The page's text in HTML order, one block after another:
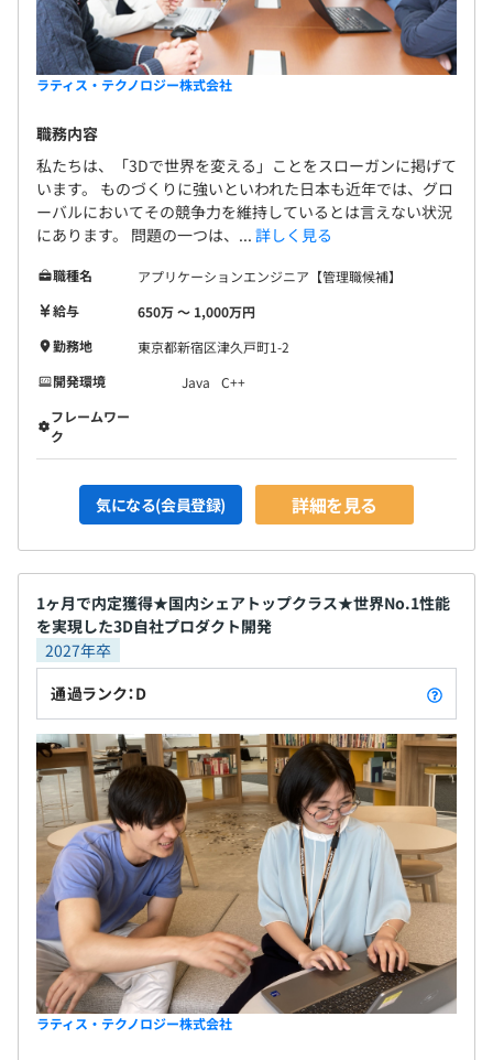
ラティス・テクノロジー株式会社
職務内容
私たちは、「3Dで世界を変える」ことをスローガンに掲げて
います。 ものづくりに強いといわれた日本も近年では、グロ
ーバルにおいてその競争力を維持しているとは言えない状況
にあります。 問題の一つは、... 詳しく見る
職種名
アプリケーションエンジニア【管理職候補】
給与
650万 〜 1,000万円
勤務地
東京都新宿区津久戸町1-2
開発環境
Java
C++
フレームワー
ク
気になる(会員登録) 詳細を見る
1ヶ月で内定獲得★国内シェアトップクラス★世界No.1性能
を実現した3D自社プロダクト開発
2027年卒
通過ランク：D
ラティス・テクノロジー株式会社